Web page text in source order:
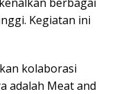
Kegiatan ini
kolaborasi
adalah Meat and